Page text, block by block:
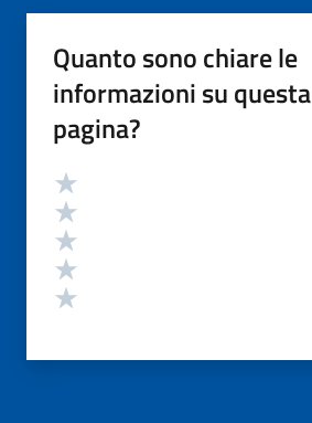
Quanto sono chiare le
informazioni su questa
pagina?
Valutazione